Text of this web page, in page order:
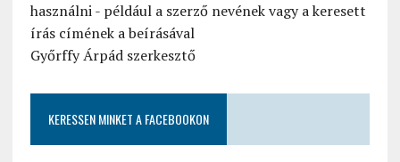
használni - például a szerző nevének vagy a keresett
írás címének a beírásával
Győrffy Árpád szerkesztő
KERESSEN MINKET A FACEBOOKON